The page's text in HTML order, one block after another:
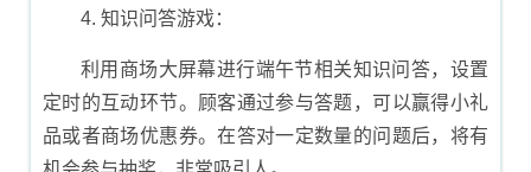
4. 知识问答游戏：
利用商场大屏幕进行端午节相关知识问答，设置
定时的互动环节。顾客通过参与答题，可以赢得小礼
品或者商场优惠券。在答对一定数量的问题后，将有